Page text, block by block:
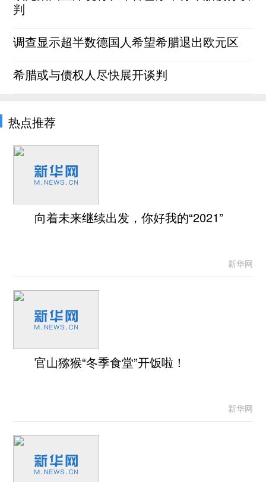
判
调查显示超半数德国人希望希腊退出欧元区
希腊或与债权人尽快展开谈判
热点推荐
向着未来继续出发，你好我的“2021”
新华网
官山猕猴“冬季食堂”开饭啦！
新华网